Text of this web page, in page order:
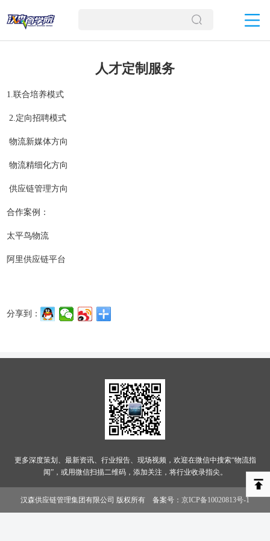
人才定制服务
1.联合培养模式
2.定向招聘模式
物流新媒体方向
物流精细化方向
供应链管理方向
合作案例：
太平鸟物流
阿里供应链平台
分享到：
更多深度策划、最新资讯、行业报告、现场视频，欢迎在微信中搜索“物流指
闻”，或用微信扫描二维码，添加关注，将行业收录指尖。
汉森供应链管理集团有限公司 版权所有 备案号： 京ICP备10020813号-1